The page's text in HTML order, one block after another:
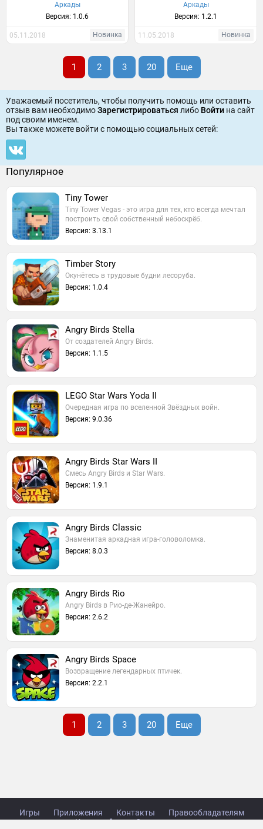
Аркады
Версия: 1.0.6
05.11.2018 Новинка
Аркады
Версия: 1.2.1
11.05.2018 Новинка
1 2 3 20 Еще
Уважаемый посетитель, чтобы получить помощь или оставить
отзыв вам необходимоЗарегистрироваться либо Войти на сайт
под своим именем.
Вы также можете войти c помощью социальных сетей:
Популярное
Tiny Tower
Tiny Tower Vegas - это игра для тех, кто всегда мечтал
построить свой собственный небоскрёб.
Версия: 3.13.1
Timber Story
Окунётесь в трудовые будни лесоруба.
Версия: 1.0.4
Angry Birds Stella
От создателей Angry Birds.
Версия: 1.1.5
LEGO Star Wars Yoda II
Очередная игра по вселенной Звёздных войн.
Версия: 9.0.36
Angry Birds Star Wars II
Смесь Angry Birds и Star Wars.
Версия: 1.9.1
Angry Birds Classic
Знаменитая аркадная игра-головоломка.
Версия: 8.0.3
Angry Birds Rio
Angry Birds в Рио-де-Жанейро.
Версия: 2.6.2
Angry Birds Space
Возвращение легендарных птичек.
Версия: 2.2.1
1 2 3 20 Еще
Игры Приложения Контакты
Правообладателям
Карта сайта
Стол заказов